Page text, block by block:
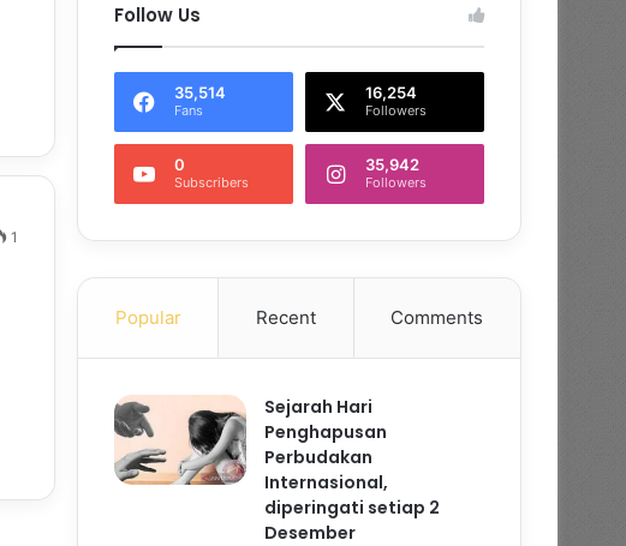
1
Follow Us
35,514
Fans
16,254
Followers
0
Subscribers
35,942
Followers
Popular Recent Comments
Sejarah Hari
Penghapusan
Perbudakan
Internasional,
diperingati setiap 2
Desember